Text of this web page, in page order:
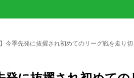
】今季先発に抜擢され初めてのリーグ戦を走り